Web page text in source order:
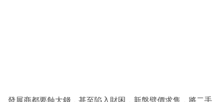
發展商都要蝕大錢，甚至陷入財困，新盤劈價求售，將二手